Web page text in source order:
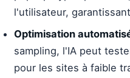
l'utilisateur,
Optimisation
sampling, l'IA peut
pour les sites à faible